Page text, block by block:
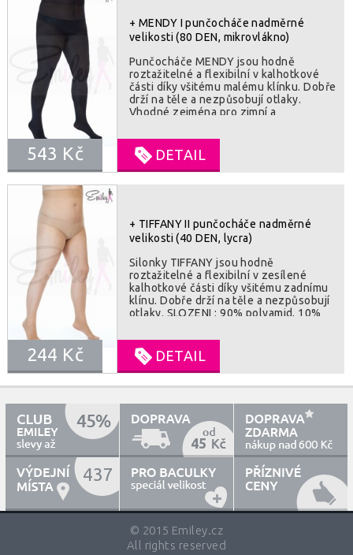
+ MENDY I punčocháče nadměrné
velikosti (80 DEN, mikrovlákno)
Punčocháče MENDY jsou hodně
roztažitelné a flexibilní v kalhotkové
části díky všitému malému klínku. Dobře
drží na těle a nezpůsobují otlaky.
Vhodné zejména pro zimní a
chladem. SLOZENI : 95% polyamid, 5%
elastan
543 Kč DETAIL
+ TIFFANY II punčocháče nadměrné
velikosti (40 DEN, lycra)
Silonky TIFFANY jsou hodně
roztažitelné a flexibilní v zesílené
kalhotkové části díky všitému zadnímu
klínu. Dobře drží na těle a nezpůsobují
otlaky. SLOZENI : 90% polyamid, 10%
244 Kč DETAIL
45 600
437
© 2015 Emiley.cz
All rights reserved